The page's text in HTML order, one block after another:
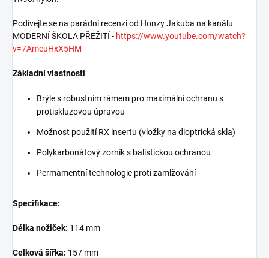
Podívejte se na parádní recenzi od Honzy Jakuba na kanálu
MODERNÍ ŠKOLA PŘEŽITÍ - https://www.youtube.com/watch?
v=7AmeuHxX5HM
Základní vlastnosti
Brýle s robustním rámem pro maximální ochranu s
protiskluzovou úpravou
Možnost použití RX insertu (vložky na dioptrická skla)
Polykarbonátový zorník s balistickou ochranou
Permamentní technologie proti zamlžování
Specifikace:
Délka nožiček: 114 mm
Celková šířka: 157 mm